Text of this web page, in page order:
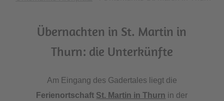
Übernachten in St. Martin in
Thurn: die Unterkünfte
Am Eingang des Gadertales liegt die
Ferienortschaft St. Martin in Thurn in der